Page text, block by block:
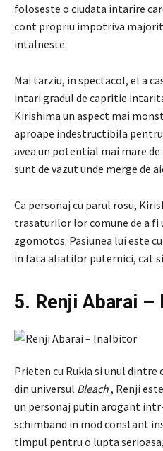
foloseste o ciudata intarire
cont propriu impotriva
intalneste.
Mai tarziu, in spectacol, el a
intari gradul de capritie
Kirishima un aspect mai
aproape indestructibila pentru
avea un potential mai mare
sunt de vazut unde merge de
Ca personaj cu parul rosu,
trasaturilor lor comune de a
zgomotos. Pasiunea lui este
in ​​fata aliatilor puternici, cat
5. Renji Abarai –
Prieten cu Rukia si unul dintre
din universul Bleach, Renji
un personaj putin arogant
schimband in mod constant
timpul pentru o lupta